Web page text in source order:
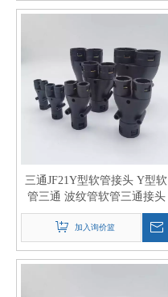
三通JF21Y型软管接头 Y型软
管三通 波纹管软管三通接头
加入询价篮